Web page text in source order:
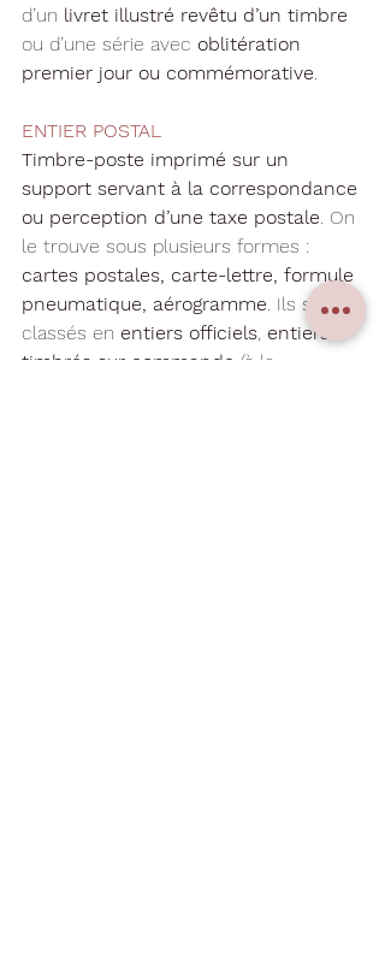
d’un livret illustré revêtu d’un timbre
ou d’une série avec oblitération
premier jour ou commémorative.
ENTIER POSTAL
Timbre-poste imprimé sur un
support servant à la correspondance
ou perception d’une taxe postale. On
le trouve sous plusieurs formes :
cartes postales, carte-lettre, formule
pneumatique, aérogramme. Ils sont
classés en entiers officiels, entiers
timbrés sur commande (à la